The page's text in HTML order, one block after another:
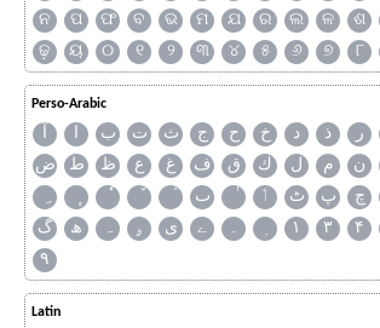
ନ
ପ ଫ ବ ଭ ମ ଯ ର ଲ ଳ ଶ
ଢ଼
ୟ ୦ ୧ ୨ ୩ ୪ ୫ ୬ ୭ ୮
Perso-Arabic
آ ا ب ت ث ج ح خ د ذ ر
ض
ط ظ ع غ ف ق ك ل م ن
ٮ
ٲ ٹ پ چ
گ
ھ ہ ۄ ی ے ۔ ۱ ۳ ۴
۹
Latin